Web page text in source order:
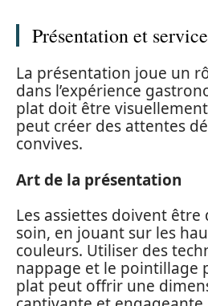
Présentation et
La présentation joue un
dans l’expérience
plat doit être
peut créer des attentes
convives.
Art de la présentation
Les assiettes doivent être
soin, en jouant sur les
couleurs. Utiliser des
nappage et le pointillage
plat peut offrir une